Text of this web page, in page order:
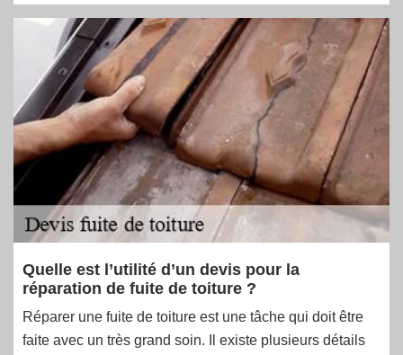
Quelle est l’utilité d’un devis pour la
réparation de fuite de toiture ?
Réparer une fuite de toiture est une tâche qui doit être
faite avec un très grand soin. Il existe plusieurs détails